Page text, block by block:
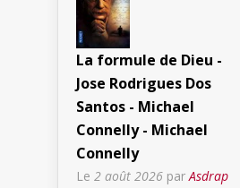
La formule de Dieu -
Jose Rodrigues Dos
Santos - Michael
Connelly - Michael
Connelly
Le 2 août 2026 parAsdrap